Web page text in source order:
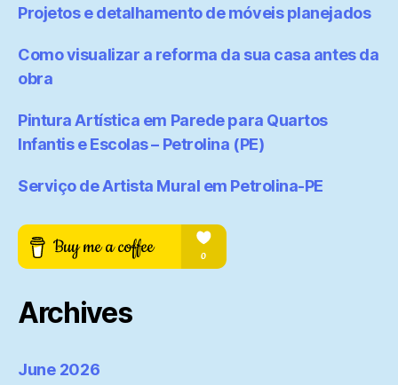
Projetos e detalhamento de móveis planejados
Como visualizar a reforma da sua casa antes da
obra
Pintura Artística em Parede para Quartos
Infantis e Escolas – Petrolina (PE)
Serviço de Artista Mural em Petrolina-PE
Archives
June 2026